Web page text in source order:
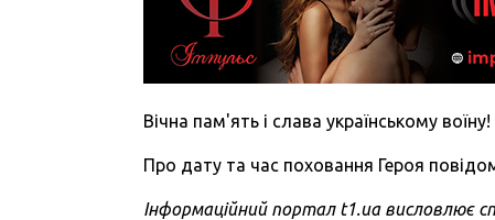
Вічна пам'ять і слава українському воїну!
Про дату та час поховання Героя
Інформаційний портал t1.ua висловлює